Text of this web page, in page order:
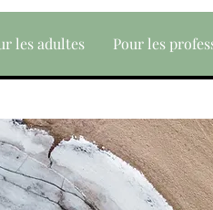
les adultes Pour les